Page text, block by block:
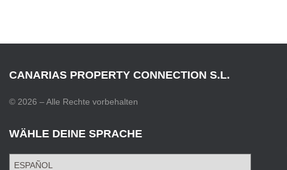
CANARIAS PROPERTY CONNECTION S.L.
© 2026 – Alle Rechte vorbehalten
WÄHLE DEINE SPRACHE